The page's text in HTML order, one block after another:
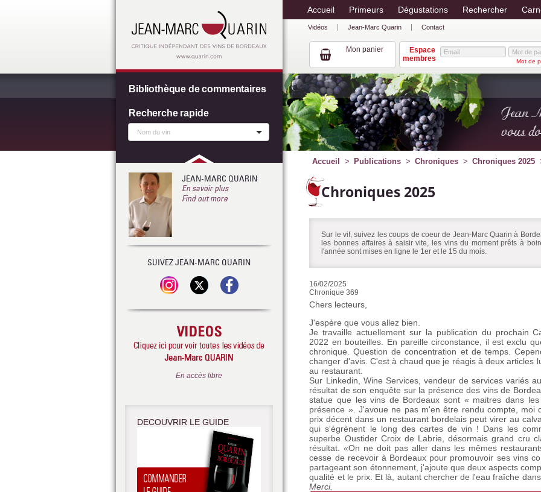
Accueil Primeurs Dégustations Rechercher
Vidéos Jean-Marc Quarin Contact
Mon panier
Mot de
Espace
membres
Accueil Publications Chroniques Chroniques 2025
Chroniques 2025
Sur le vif, suivez les coups de coeur de Jean-Marc Quarin à
les bonnes affaires à saisir vite, les vins du moment prêts à
l'année sont mises en ligne le 1er et le 15 du mois.
16/02/2025
Chronique 369
Chers lecteurs,
J'espère que vous allez bien.
Je travaille actuellement sur la publication du prochain
2022 en bouteilles. En pareille circonstance, il est exclu
chronique. Question de concentration et de temps.
changer d'avis. C'est à chaud que je réagis à deux articles
au restaurant.
Sur Linkedin, Wine Services, vendeur de services variés
résultat de son enquête sur la présence des vins de
statue que les vins de Bordeaux sont « maitres dans
présence ». J'avoue ne pas m'en être rendu compte, moi
prix décent dans un restaurant bordelais peut virer au
qui s'égrènent le long des cartes de vin ! Dans les
superbe Oustider Croix de Labrie, désormais grand cru
résultat. «On ne doit pas aller dans les mêmes
cesse de recevoir à Bordeaux pour promouvoir ses vins
partageant son étonnement, j'ajoute que deux aspects
qualité et le prix. Et là, autant chercher de l'eau fraîche
Merci.
Bibliothèque de commentaires
Recherche rapide
JEAN-MARC QUARIN
En savoir plus
Find out more
SUIVEZ JEAN-MARC QUARIN
En accès libre
DECOUVRIR LE GUIDE